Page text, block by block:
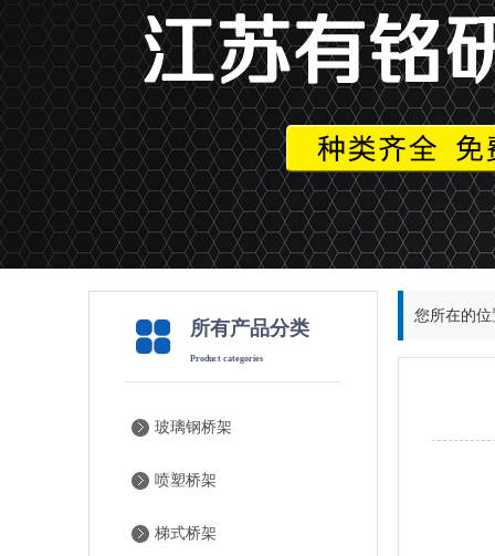
所有产品分类
Product categories
玻璃钢桥架
喷塑桥架
梯式桥架
您所在的位